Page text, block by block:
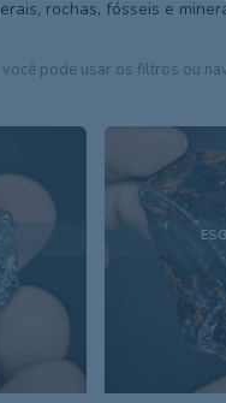
rochas, fósseis e